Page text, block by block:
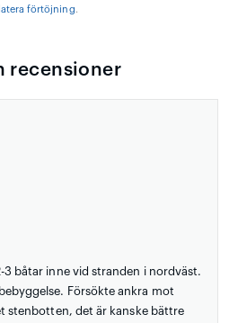
förtöjning.
recensioner
3 båtar inne vid stranden i nordväst.
Försökte ankra mot
stenbotten, det är kanske bättre